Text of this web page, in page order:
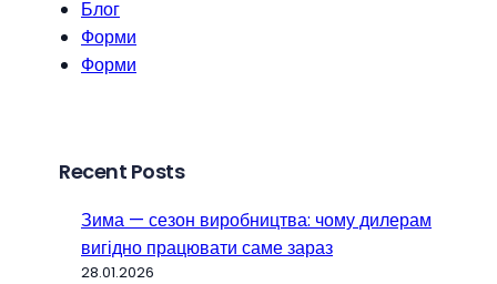
Блог
Форми
Форми
Recent Posts
Зима — сезон виробництва: чому дилерам
вигідно працювати саме зараз
28.01.2026